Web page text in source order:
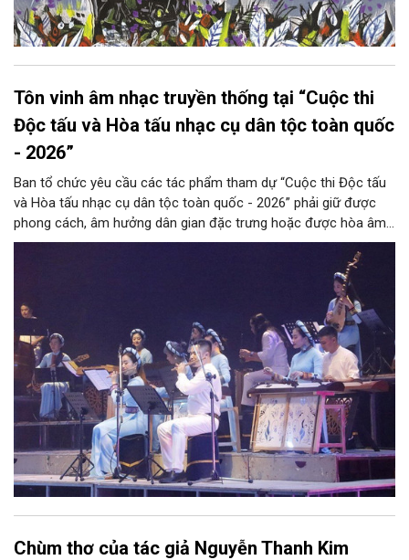
Tôn vinh âm nhạc truyền thống tại “Cuộc thi
Độc tấu và Hòa tấu nhạc cụ dân tộc toàn quốc
- 2026”
Ban tổ chức yêu cầu các tác phẩm tham dự “Cuộc thi Độc tấu
và Hòa tấu nhạc cụ dân tộc toàn quốc - 2026” phải giữ được
phong cách, âm hưởng dân gian đặc trưng hoặc được hòa âm,
phối khí mới trên nền tảng làn điệu âm nhạc truyền thống Việt
Nam, đồng thời phải được trình diễn trực tiếp bằng nhạc cụ dân
Chùm thơ của tác giả Nguyễn Thanh Kim